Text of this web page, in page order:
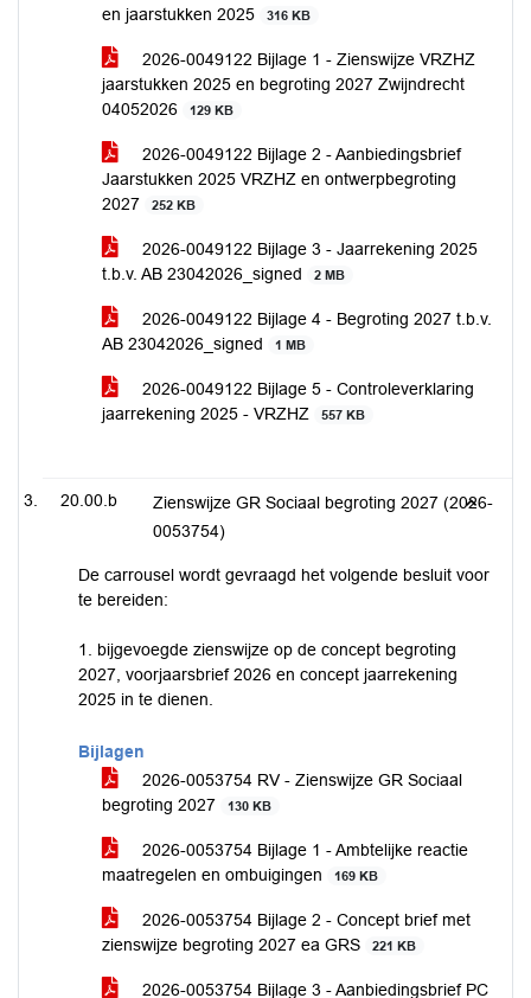
en jaarstukken 2025
316 KB
2026-0049122 Bijlage 1 - Zienswijze VRZHZ
jaarstukken 2025 en begroting 2027 Zwijndrecht
04052026
129 KB
2026-0049122 Bijlage 2 - Aanbiedingsbrief
Jaarstukken 2025 VRZHZ en ontwerpbegroting
2027
252 KB
2026-0049122 Bijlage 3 - Jaarrekening 2025
t.b.v. AB 23042026_signed
2 MB
2026-0049122 Bijlage 4 - Begroting 2027 t.b.v.
AB 23042026_signed
1 MB
2026-0049122 Bijlage 5 - Controleverklaring
jaarrekening 2025 - VRZHZ
557 KB
20.00.b
Zienswijze GR Sociaal begroting 2027 (2026-
0053754)
De carrousel wordt gevraagd het volgende besluit voor
te bereiden:
1. bijgevoegde zienswijze op de concept begroting
2027, voorjaarsbrief 2026 en concept jaarrekening
2025 in te dienen.
Bijlagen
2026-0053754 RV - Zienswijze GR Sociaal
begroting 2027
130 KB
2026-0053754 Bijlage 1 - Ambtelijke reactie
maatregelen en ombuigingen
169 KB
2026-0053754 Bijlage 2 - Concept brief met
zienswijze begroting 2027 ea GRS
221 KB
2026-0053754 Bijlage 3 - Aanbiedingsbrief PC